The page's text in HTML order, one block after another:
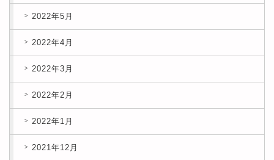
2022年5月
2022年4月
2022年3月
2022年2月
2022年1月
2021年12月